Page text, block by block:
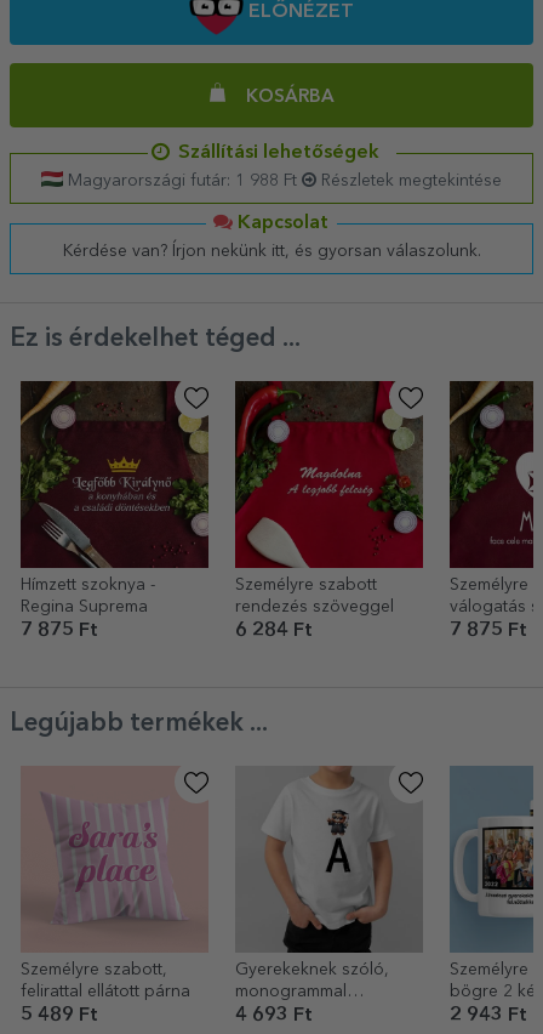
ELŐNÉZET
KOSÁRBA
Szállítási lehetőségek
Magyarországi futár: 1 988 Ft Részletek megtekintése
Kapcsolat
Kérdése van? Írjon nekünk itt, és gyorsan válaszolunk.
Ez is érdekelhet téged ...
Hímzett szoknya -
Regina Suprema
7 875 Ft
Személyre szabott
rendezés szöveggel
6 284 Ft
Személyre
válogatás
Anya
7 875 Ft
Legújabb termékek ...
Személyre szabott,
felirattal ellátott párna
5 489 Ft
Gyerekeknek szóló,
monogrammal
személyre szabott
4 693 Ft
Személyre
bögre 2
szöveggel
2 943 Ft